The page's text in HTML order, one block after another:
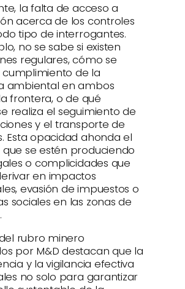
la falta de acceso a
acerca de los controles
tipo de interrogantes.
no se sabe si existen
regulares, cómo se
cumplimiento de la
ambiental en ambos
frontera, o de qué
realiza el seguimiento de
y el transporte de
Esta opacidad ahonda el
se estén produciendo
o complicidades que
en impactos
evasión de impuestos o
sociales en las zonas de
rubro minero
por M&D destacan que la
y la vigilancia efectiva
no solo para garantizar